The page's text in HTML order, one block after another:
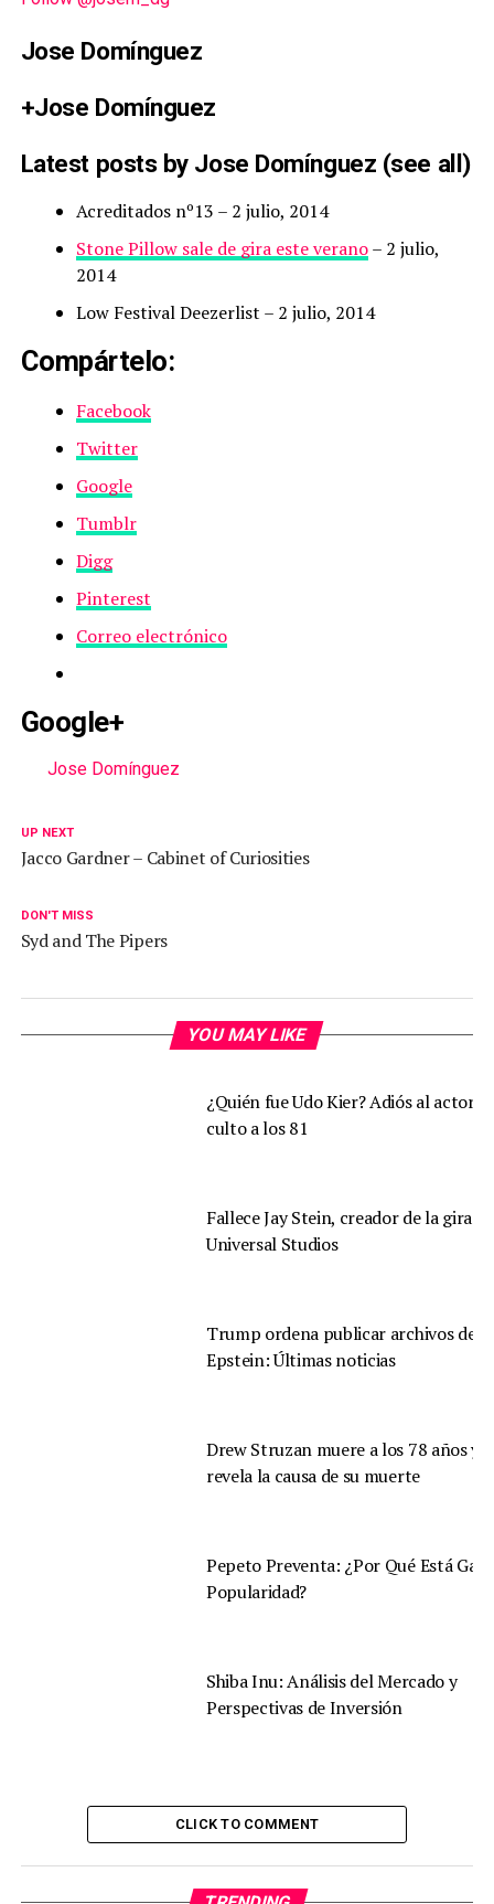
Jose Domínguez
+Jose Domínguez
Latest posts by Jose Domínguez (see all)
Acreditados nº13 – 2 julio, 2014
Stone Pillow sale de gira este verano– 2 julio,
2014
Low Festival Deezerlist – 2 julio, 2014
Compártelo:
Facebook
Twitter
Google
Tumblr
Digg
Pinterest
Correo electrónico
Google+
Jose Domínguez
UP NEXT
Jacco Gardner – Cabinet of Curiosities
DON'T MISS
Syd and The Pipers
YOU MAY LIKE
¿Quién fue Udo Kier? Adiós al actor
culto a los 81
Fallece Jay Stein, creador de la gira de
Universal Studios
Trump ordena publicar archivos de
Epstein: Últimas noticias
Drew Struzan muere a los 78 años y
revela la causa de su muerte
Pepeto Preventa: ¿Por Qué Está
Popularidad?
Shiba Inu: Análisis del Mercado y
Perspectivas de Inversión
CLICK TO COMMENT